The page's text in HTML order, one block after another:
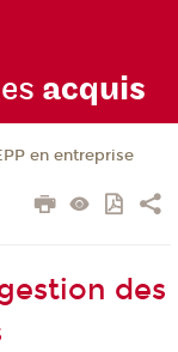
acquis
en entreprise
des